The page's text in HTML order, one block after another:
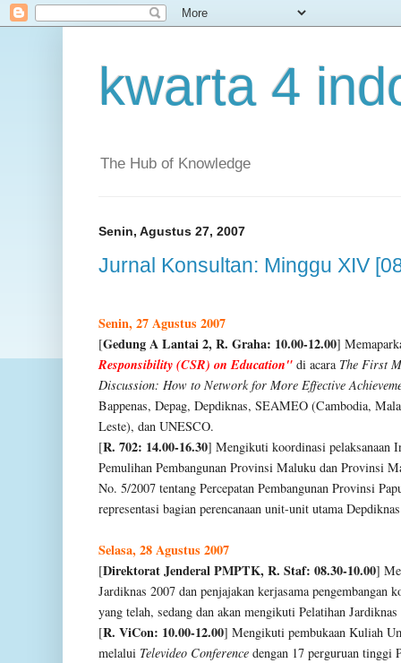
kwarta 4
The Hub of Knowledge
Senin, Agustus 27, 2007
Jurnal Konsultan: Minggu XIV
Senin, 27 Agustus 2007
[Gedung A Lantai 2, R. Graha: 10.00-12.00]
Responsibility (CSR) on Education" di acara The First
Discussion: How to Network for More Effective
Bappenas, Depag, Depdiknas, SEAMEO (Cambodia,
Leste), dan UNESCO.
[R. 702: 14.00-16.30] Mengikuti koordinasi pelaksanaan
Pemulihan Pembangunan Provinsi Maluku dan Provinsi
No. 5/2007 tentang Percepatan Pembangunan Provinsi
representasi bagian perencanaan unit-unit utama
Selasa, 28 Agustus 2007
[Direktorat Jenderal PMPTK, R. Staf: 08.30-10.00]
Jardiknas 2007 dan penjajakan kerjasama pengembangan
yang telah, sedang dan akan mengikuti Pelatihan
[R. ViCon: 10.00-12.00] Mengikuti pembukaan Kuliah
melalui Televideo Conference dengan 17 perguruan tinggi